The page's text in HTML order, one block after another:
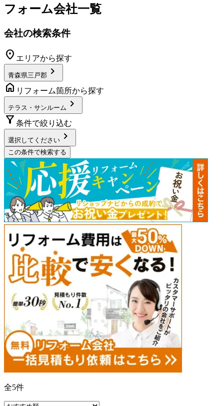
フォーム会社一覧
会社の検索条件
location_on エリアから探す
青森県三戸郡 chevron_right
home リフォーム箇所から探す
テラス・サンルーム chevron_right
filter_alt 条件で絞り込む
選択してください chevron_right
この条件で検索する
全5件